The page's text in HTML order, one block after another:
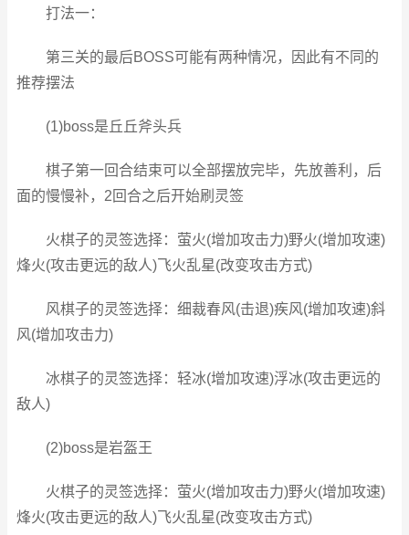
打法一：
第三关的最后BOSS可能有两种情况，因此有不同的
推荐摆法
(1)boss是丘丘斧头兵
棋子第一回合结束可以全部摆放完毕，先放善利，后
面的慢慢补，2回合之后开始刷灵签
火棋子的灵签选择：萤火(增加攻击力)野火(增加攻速)
烽火(攻击更远的敌人)飞火乱星(改变攻击方式)
风棋子的灵签选择：细裁春风(击退)疾风(增加攻速)斜
风(增加攻击力)
冰棋子的灵签选择：轻冰(增加攻速)浮冰(攻击更远的
敌人)
(2)boss是岩盔王
火棋子的灵签选择：萤火(增加攻击力)野火(增加攻速)
烽火(攻击更远的敌人)飞火乱星(改变攻击方式)